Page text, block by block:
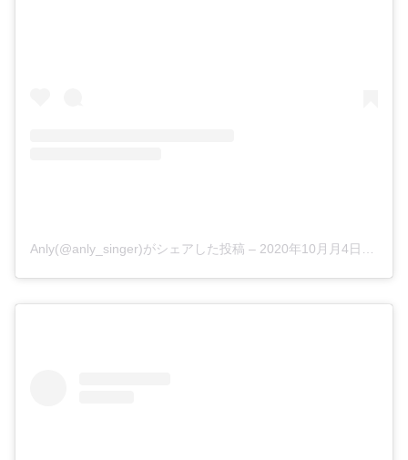
Anly(@anly_singer)がシェアした投稿 – 2020年10月月4日午前7時53分PDT